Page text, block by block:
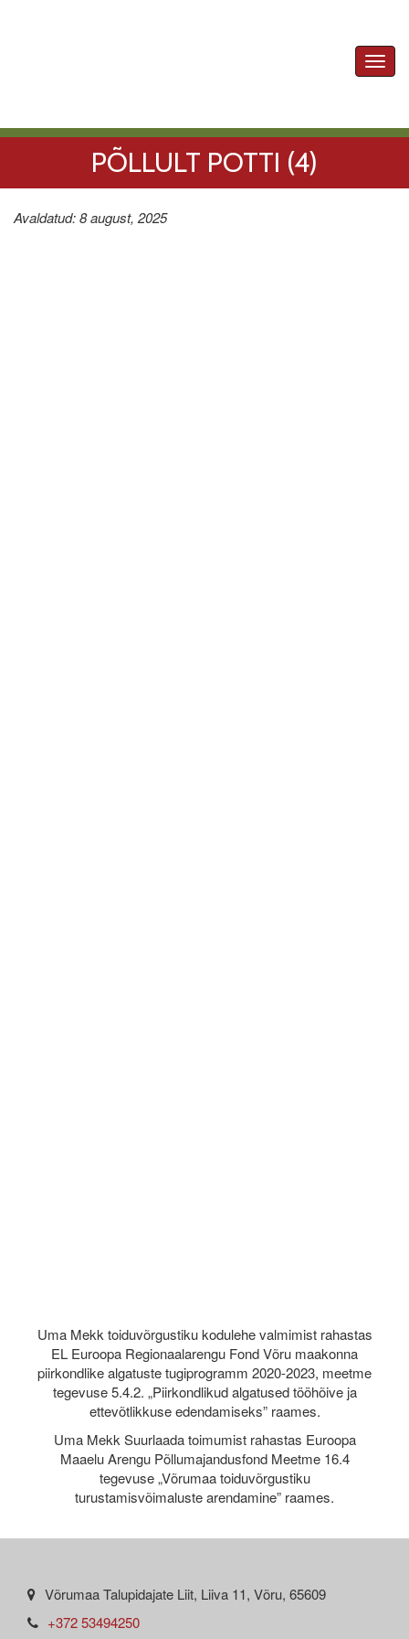
PÕLLULT POTTI (4)
Avaldatud: 8 august, 2025
Uma Mekk toiduvõrgustiku kodulehe valmimist rahastas
EL Euroopa Regionaalarengu Fond Võru maakonna
piirkondlike algatuste tugiprogramm 2020-2023, meetme
tegevuse 5.4.2. „Piirkondlikud algatused tööhõive ja
ettevõtlikkuse edendamiseks” raames.
Uma Mekk Suurlaada toimumist rahastas Euroopa
Maaelu Arengu Põllumajandusfond Meetme 16.4
tegevuse „Võrumaa toiduvõrgustiku
turustamisvõimaluste arendamine” raames.
Võrumaa Talupidajate Liit, Liiva 11, Võru, 65609
+372 53494250